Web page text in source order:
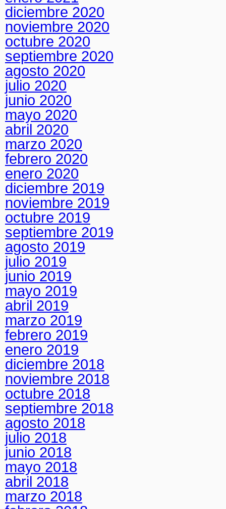
diciembre 2020
noviembre 2020
octubre 2020
septiembre 2020
agosto 2020
julio 2020
junio 2020
mayo 2020
abril 2020
marzo 2020
febrero 2020
enero 2020
diciembre 2019
noviembre 2019
octubre 2019
septiembre 2019
agosto 2019
julio 2019
junio 2019
mayo 2019
abril 2019
marzo 2019
febrero 2019
enero 2019
diciembre 2018
noviembre 2018
octubre 2018
septiembre 2018
agosto 2018
julio 2018
junio 2018
mayo 2018
abril 2018
marzo 2018